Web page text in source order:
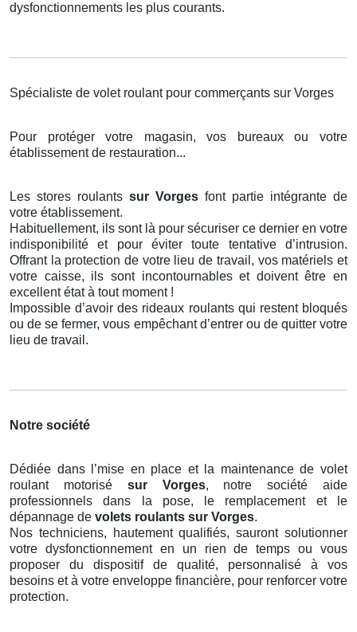
dysfonctionnements les plus courants.
Spécialiste de volet roulant pour commerçants sur Vorges
Pour protéger votre magasin, vos bureaux ou votre
établissement de restauration...
Les stores roulants sur Vorges font partie intégrante de
votre établissement.
Habituellement, ils sont là pour sécuriser ce dernier en votre
indisponibilité et pour éviter toute tentative d’intrusion.
Offrant la protection de votre lieu de travail, vos matériels et
votre caisse, ils sont incontournables et doivent être en
excellent état à tout moment !
Impossible d’avoir des rideaux roulants qui restent bloqués
ou de se fermer, vous empêchant d’entrer ou de quitter votre
lieu de travail.
Notre société
Dédiée dans l’mise en place et la maintenance de volet
roulant motorisé sur Vorges, notre société aide
professionnels dans la pose, le remplacement et le
dépannage de volets roulants sur Vorges.
Nos techniciens, hautement qualifiés, sauront solutionner
votre dysfonctionnement en un rien de temps ou vous
proposer du dispositif de qualité, personnalisé à vos
besoins et à votre enveloppe financière, pour renforcer votre
protection.